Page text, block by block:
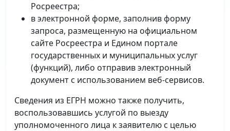
Росреестра;
в электронной форме, заполнив форму
запроса, размещенную на официальном
сайте Росреестра и Едином портале
государственных и муниципальных услуг
(функций), либо отправив электронный
документ с использованием веб-сервисов.
Сведения из ЕГРН можно также получить,
воспользовавшись услугой по выезду
уполномоченного лица к заявителю с целью